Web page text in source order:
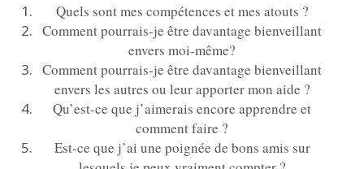
Quels sont mes compétences et mes atouts ?
Comment pourrais-je être davantage bienveillant
envers moi-même?
Comment pourrais-je être davantage bienveillant
envers les autres ou leur apporter mon aide ?
Qu’est-ce que j’aimerais encore apprendre et
comment faire ?
Est-ce que j’ai une poignée de bons amis sur